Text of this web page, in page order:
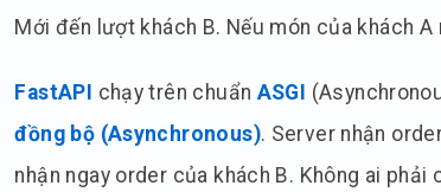
Mới đến lượt khách B. Nếu món của khách
FastAPI chạy trên chuẩn ASGI
đồng bộ (Asynchronous). Server nhận
nhận ngay order của khách B. Không ai phải